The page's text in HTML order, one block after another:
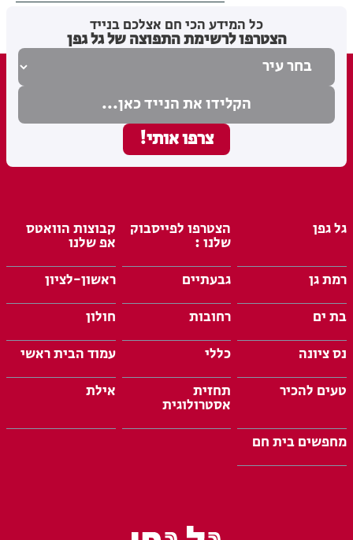
כל המידע הכי חם אצלכם בנייד
הצטרפו לרשימת התפוצה של גל גפן
גל גפן הצטרפו לפייסבוק
שלנו :
קבוצות הוואטס
אפ שלנו
רמת גן
גבעתיים
ראשון-לציון
בת ים
רחובות
חולון
נס ציונה
כללי
עמוד הבית ראשי
טעים להכיר
תחזית
אסטרולוגית
אילת
מחפשים בית חם